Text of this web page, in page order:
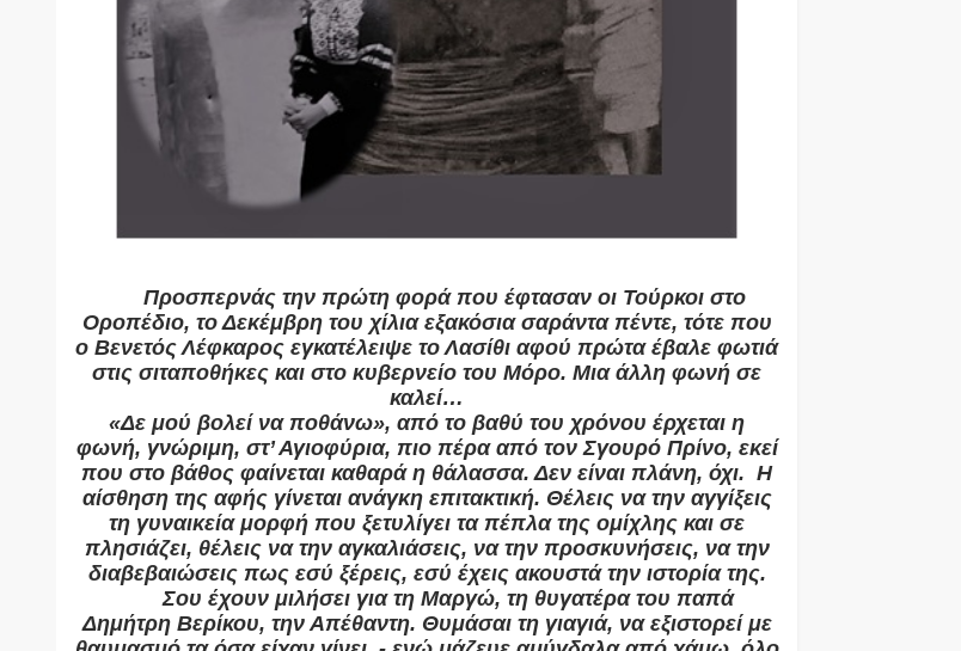
Προσπερνάς την πρώτη φορά που έφτασαν οι Τούρκοι στο
Οροπέδιο, το Δεκέμβρη του χίλια εξακόσια σαράντα πέντε, τότε που
ο Βενετός Λέφκαρος εγκατέλειψε το Λασίθι αφού πρώτα έβαλε φωτιά
στις σιταποθήκες και στο κυβερνείο του Μόρο. Μια άλλη φωνή σε
καλεί…
«Δε μού βολεί να ποθάνω», από το βαθύ του χρόνου έρχεται η
φωνή, γνώριμη, στ’ Αγιοφύρια, πιο πέρα από τον Σγουρό Πρίνο, εκεί
που στο βάθος φαίνεται καθαρά η θάλασσα. Δεν είναι πλάνη, όχι. Η
αίσθηση της αφής γίνεται ανάγκη επιτακτική. Θέλεις να την αγγίξεις
τη γυναικεία μορφή που ξετυλίγει τα πέπλα της ομίχλης και σε
πλησιάζει, θέλεις να την αγκαλιάσεις, να την προσκυνήσεις, να την
διαβεβαιώσεις πως εσύ ξέρεις, εσύ έχεις ακουστά την ιστορία της.
Σου έχουν μιλήσει για τη Μαργώ, τη θυγατέρα του παπά
Δημήτρη Βερίκου, την Απέθαντη. Θυμάσαι τη γιαγιά, να εξιστορεί με